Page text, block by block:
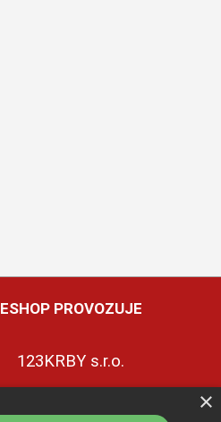
ESHOP PROVOZUJE
123KRBY s.r.o.
×